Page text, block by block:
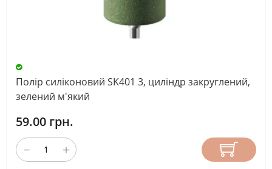
Полір силіконовий SK401 3, циліндр закруглений,
зелений м'який
59.00 грн.